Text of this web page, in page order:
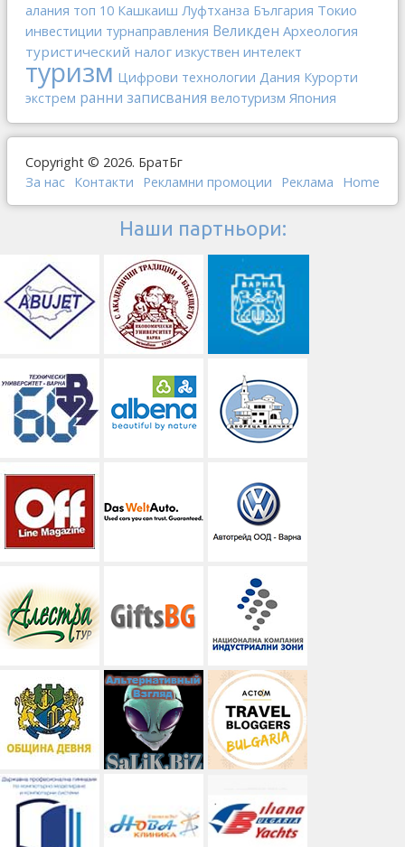
алания топ 10 Кашкаиш Луфтханза България Токио
инвестиции турнаправления Великден Археология
туристический налог изкуствен интелект
туризм Цифрови технологии Дания Курорти
экстрем ранни записвания велотуризм Япония
Copyright © 2026. БратБг
За нас Контакти Рекламни промоции Реклама Home
Наши партньори: